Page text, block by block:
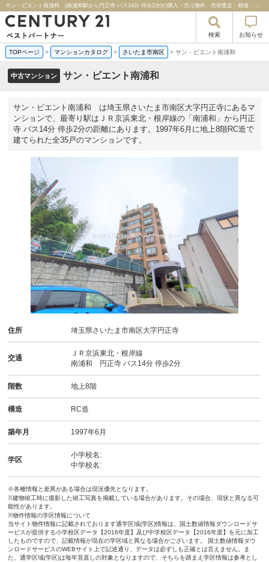
サン・ビエント南浦和 (南浦和駅から円正寺 バス14分 停歩2分)の購入・売り物件、売却査定・相場・売却価格マンション情報｜センチュリー２１ベストパートナー
検索 お知らせ
TOPページ > マンションカタログ > さいたま市南区 > サン・ビエント南浦和
中古マンション サン・ビエント南浦和
サン・ビエント南浦和 は埼玉県さいたま市南区大字円正寺にあるマ
ンションで、最寄り駅はＪＲ京浜東北・根岸線の「南浦和」から円正
寺 バス14分 停歩2分の距離にあります。1997年6月に地上8階RC造で
建てられた全35戸のマンションです。
住所 埼玉県さいたま市南区大字円正寺
交通
ＪＲ京浜東北・根岸線
南浦和 円正寺 バス14分 停歩2分
階数 地上8階
構造 RC造
築年月 1997年6月
学区
小学校名:
中学校名:
※各種情報と差異がある場合は現況優先となります。
※建物竣工時に撮影した竣工写真を掲載している場合があります。その場合、現状と異なる可
能性があります。
※物件情報の学区情報について
当サイト物件情報に記載されております通学区域(学区)情報は、国土数値情報ダウンロードサ
ービスが提供する小学校区データ【2016年度】及び中学校区データ【2016年度】を元に加工
したものですので、記載情報が現在の学区域と異なる場合がございます。 国土数値情報ダウ
ンロードサービスのWEBサイト上で記述通り、データは必ずしも正確とは言えません。ま
た、通学区域(学区)は毎年見直しの対象となりますので、そちらを踏まえ学区情報は参考とし